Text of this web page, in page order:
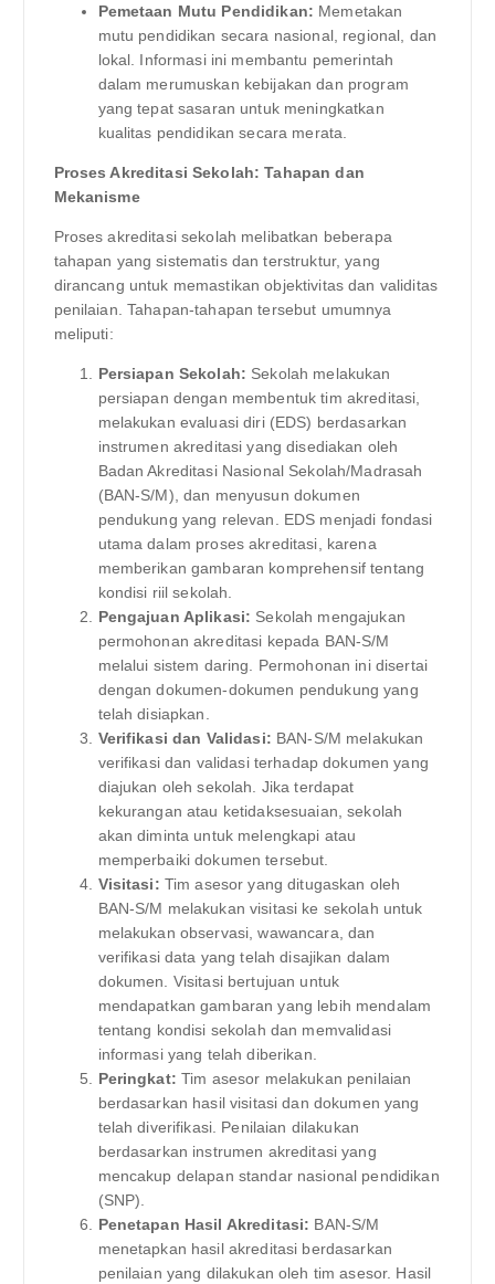
Pemetaan Mutu Pendidikan: Memetakan
mutu pendidikan secara nasional, regional, dan
lokal. Informasi ini membantu pemerintah
dalam merumuskan kebijakan dan program
yang tepat sasaran untuk meningkatkan
kualitas pendidikan secara merata.
Proses Akreditasi Sekolah: Tahapan dan
Mekanisme
Proses akreditasi sekolah melibatkan beberapa
tahapan yang sistematis dan terstruktur, yang
dirancang untuk memastikan objektivitas dan validitas
penilaian. Tahapan-tahapan tersebut umumnya
meliputi:
Persiapan Sekolah: Sekolah melakukan
persiapan dengan membentuk tim akreditasi,
melakukan evaluasi diri (EDS) berdasarkan
instrumen akreditasi yang disediakan oleh
Badan Akreditasi Nasional Sekolah/Madrasah
(BAN-S/M), dan menyusun dokumen
pendukung yang relevan. EDS menjadi fondasi
utama dalam proses akreditasi, karena
memberikan gambaran komprehensif tentang
kondisi riil sekolah.
Pengajuan Aplikasi: Sekolah mengajukan
permohonan akreditasi kepada BAN-S/M
melalui sistem daring. Permohonan ini disertai
dengan dokumen-dokumen pendukung yang
telah disiapkan.
Verifikasi dan Validasi: BAN-S/M melakukan
verifikasi dan validasi terhadap dokumen yang
diajukan oleh sekolah. Jika terdapat
kekurangan atau ketidaksesuaian, sekolah
akan diminta untuk melengkapi atau
memperbaiki dokumen tersebut.
Visitasi: Tim asesor yang ditugaskan oleh
BAN-S/M melakukan visitasi ke sekolah untuk
melakukan observasi, wawancara, dan
verifikasi data yang telah disajikan dalam
dokumen. Visitasi bertujuan untuk
mendapatkan gambaran yang lebih mendalam
tentang kondisi sekolah dan memvalidasi
informasi yang telah diberikan.
Peringkat: Tim asesor melakukan penilaian
berdasarkan hasil visitasi dan dokumen yang
telah diverifikasi. Penilaian dilakukan
berdasarkan instrumen akreditasi yang
mencakup delapan standar nasional pendidikan
(SNP).
Penetapan Hasil Akreditasi: BAN-S/M
menetapkan hasil akreditasi berdasarkan
penilaian yang dilakukan oleh tim asesor. Hasil